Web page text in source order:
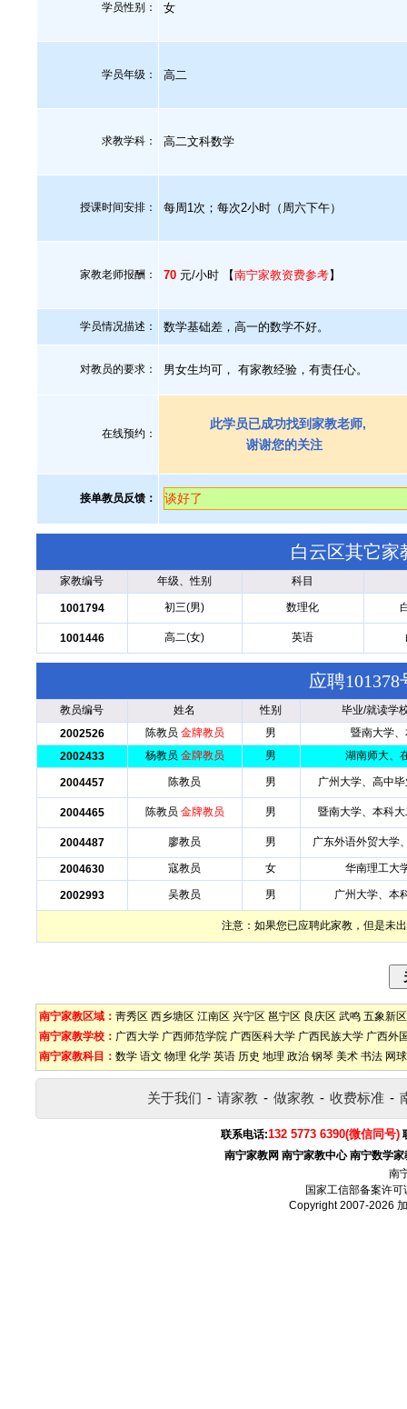
学员性别： 女
学员年级： 高二
求教学科： 高二文科数学
授课时间安排： 每周1次；每次2小时（周六下午）
家教老师报酬： 70 元/小时 【南宁家教资费参考】
学员情况描述： 数学基础差，高一的数学不好。
对教员的要求： 男女生均可， 有家教经验，有责任心。
在线预约：
此学员已成功找到家教老师,
谢谢您的关注
接单教员反馈： 谈好了
白云区其它家
家教编号 年级、性别 科目
1001794 初三(男) 数理化
1001446 高二(女) 英语
应聘
教员编号 姓名 性别
毕业/就读学
2002526
陈教员 金牌教员 男
暨南大学
2002433
杨教员 金牌教员 男 湖南师大、
2004457 陈教员 男 广州大学、高中
2004465 陈教员 金牌教员 男 暨南大学、本科
2004487 廖教员 男 广东外语外贸大学
2004630 寇教员 女 华南理工大
2002993 吴教员 男 广州大学、本
注意：如果您已应聘此家教，但是未
南宁家教区域： 靑秀区 西乡塘区 江南区 兴宁区 邕宁区 良庆区 武鸣 五象新区
南宁家教学校： 广西大学 广西师范学院 广西医科大学 广西民族大学 广西外
南宁家教科目： 数学 语文 物理 化学 英语 历史 地理 政治 钢琴 美术 书法 网球
关于我们 - 请家教 - 做家教 - 收费标准 -
联系电话:132 5773 6390(微信同号)
南宁家教网 南宁家教中心 南宁数学家
南
国家工信部备案许可
Copyright 2007-2026